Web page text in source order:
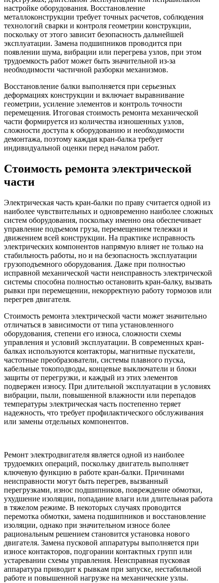
настройке оборудования. Восстановление
металлоконструкции требует точных расчетов, соблюдения
технологий сварки и контроля геометрии конструкции,
поскольку от этого зависит безопасность дальнейшей
эксплуатации. Замена подшипников проводится при
появлении шума, вибрации или перегрева узлов, при этом
трудоемкость работ может быть значительной из-за
необходимости частичной разборки механизмов.
Восстановление балки выполняется при серьезных
деформациях конструкции и включает выравнивание
геометрии, усиление элементов и контроль точности
перемещения. Итоговая стоимость ремонта механической
части формируется из количества изношенных узлов,
сложности доступа к оборудованию и необходимости
демонтажа, поэтому каждая кран-балка требует
индивидуальной оценки перед началом работ.
Стоимость ремонта электрической
части
Электрическая часть кран-балки по праву считается одной из
наиболее чувствительных и одновременно наиболее сложных
систем оборудования, поскольку именно она обеспечивает
управление подъемом груза, перемещением тележки и
движением всей конструкции. На практике исправность
электрических компонентов напрямую влияет не только на
стабильность работы, но и на безопасность эксплуатации
грузоподъемного оборудования. Даже при полностью
исправной механической части неисправность электрической
системы способна полностью остановить кран-балку, вызвать
рывки при перемещении, некорректную работу тормозов или
перегрев двигателя.
Стоимость ремонта электрической части может значительно
отличаться в зависимости от типа установленного
оборудования, степени его износа, сложности схемы
управления и условий эксплуатации. В современных кран-
балках используются контакторы, магнитные пускатели,
частотные преобразователи, системы плавного пуска,
кабельные токоподводы, концевые выключатели и блоки
защиты от перегрузки, и каждый из этих элементов
подвержен износу. При длительной эксплуатации в условиях
вибрации, пыли, повышенной влажности или перепадов
температуры электрическая часть постепенно теряет
надежность, что требует профилактического обслуживания
или замены отдельных компонентов.
Ремонт электродвигателя является одной из наиболее
трудоемких операций, поскольку двигатель выполняет
ключевую функцию в работе кран-балки. Причинами
неисправности могут быть перегрев, вызванный
перегрузками, износ подшипников, повреждение обмотки,
ухудшение изоляции, попадание влаги или длительная работа
в тяжелом режиме. В некоторых случаях проводится
перемотка обмотки, замена подшипников и восстановление
изоляции, однако при значительном износе более
рациональным решением становится установка нового
двигателя. Замена пусковой аппаратуры выполняется при
износе контакторов, подгорании контактных групп или
устаревании схемы управления. Неисправная пусковая
аппаратура приводит к рывкам при запуске, нестабильной
работе и повышенной нагрузке на механические узлы.